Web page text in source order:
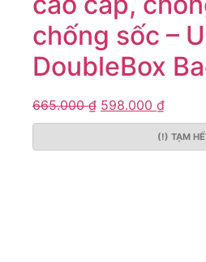
chống sốc –
DoubleBox
665.000₫ 598.000 ₫
(!) TẠM